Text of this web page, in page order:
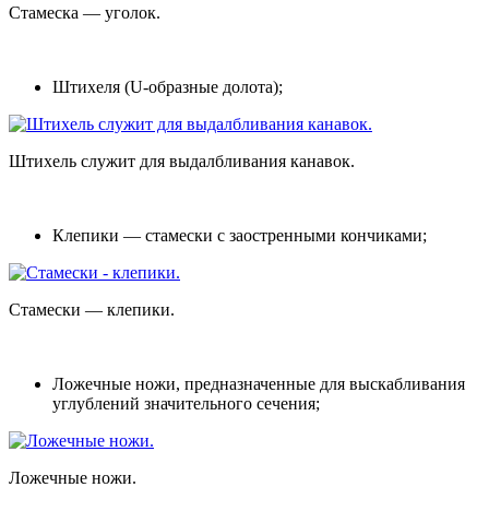
Стамеска — уголок.
Штихеля (U-образные долота);
Штихель служит для выдалбливания канавок.
Клепики — стамески с заостренными кончиками;
Стамески — клепики.
Ложечные ножи, предназначенные для выскабливания
углублений значительного сечения;
Ложечные ножи.